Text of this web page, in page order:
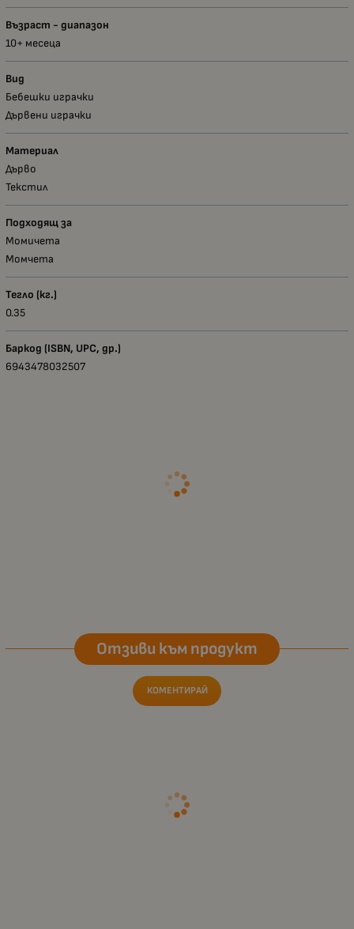
Възраст - диапазон
10+ месеца
Вид
Бебешки играчки
Дървени играчки
Материал
Дърво
Текстил
Подходящ за
Момичета
Момчета
Тегло (кг.)
0.35
Баркод (ISBN, UPC, др.)
6943478032507
Отзиви към продукт
КОМЕНТИРАЙ